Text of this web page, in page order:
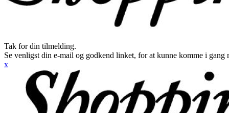
Tak for din tilmelding.
Se venligst din e-mail og godkend linket, for at kunne komme i gang
x